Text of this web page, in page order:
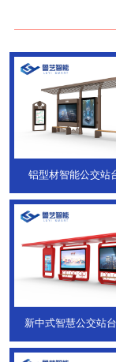
铝型材智能公交站
新中式智慧公交站台